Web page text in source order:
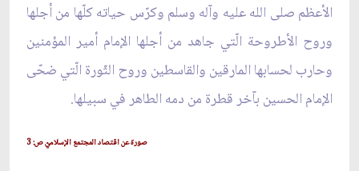
الأعظم صلى الله عليه وآله وسلم وكرّس حياته كلّها من أجلها
وروح الأطروحة الّتي جاهد من أجلها الإمام أمير المؤمنين
وحارب لحسابها المارقين والقاسطين وروح الثّورة الّتي ضحّى
الإمام الحسين بآخر قطرة من دمه الطاهر في سبيلها.
صورة عن اقتصاد المجتمع الإسلاميّ ص: 3